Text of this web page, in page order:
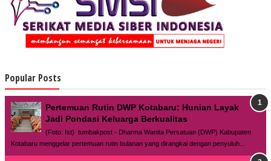
Popular Posts
Pertemuan Rutin DWP Kotabaru: Hunian Layak
Jadi Pondasi Keluarga Berkualitas
(Foto: Ist) tumbakpost - Dharma Wanita Persatuan (DWP) Kabupaten
Kotabaru menggelar pertemuan rutin bulanan yang dirangkai dengan penyuluh...